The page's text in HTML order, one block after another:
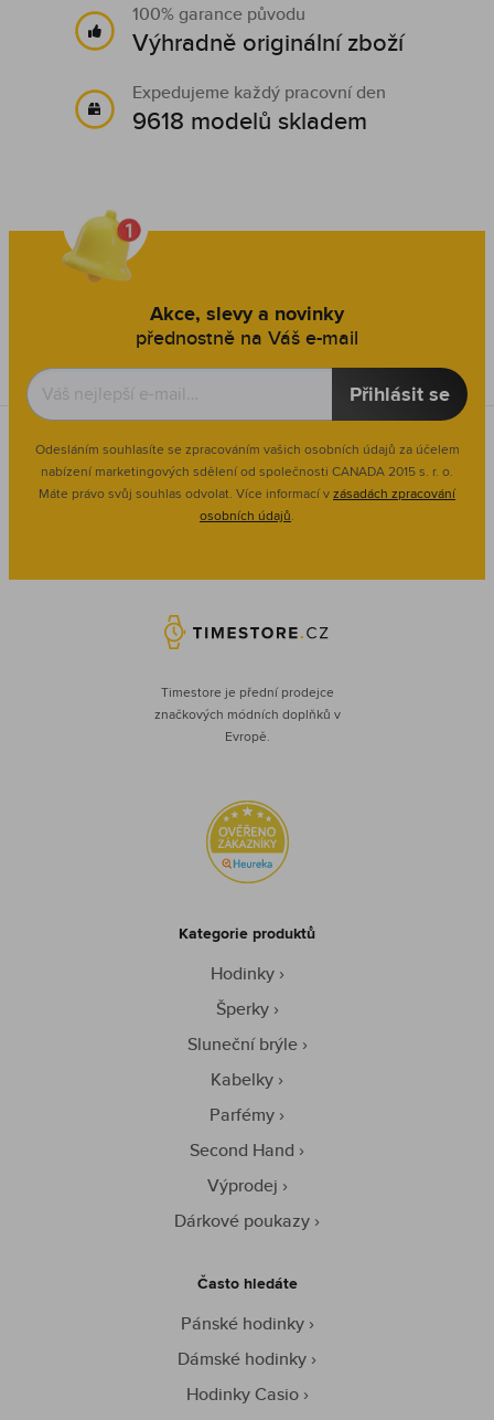
100% garance původu
Výhradně originální zboží
Expedujeme každý pracovní den
9618 modelů skladem
Akce, slevy a novinky
přednostně na Váš e-mail
Přihlásit se
Odesláním souhlasíte se zpracováním vašich osobních údajů za účelem
nabízení marketingových sdělení od společnosti CANADA 2015 s. r. o.
Máte právo svůj souhlas odvolat. Více informací vzásadách zpracování
osobních údajů.
Timestore je přední prodejce
značkových módních doplňků v
Evropě.
Kategorie produktů
Hodinky
Šperky
Sluneční brýle
Kabelky
Parfémy
Second Hand
Výprodej
Dárkové poukazy
Často hledáte
Pánské hodinky
Dámské hodinky
Hodinky Casio